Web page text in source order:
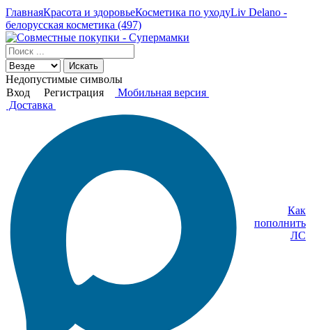
ГлавнаяКрасота и здоровьеКосметика по уходуLiv Delano -
белорусская косметика (497)
Искать
Недопустимые символы
Вход
Регистрация
Мобильная версия
Доставка
Как
пополнить
ЛС